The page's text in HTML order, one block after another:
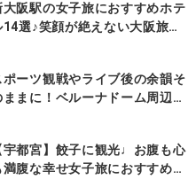
大阪駅の女子旅におすすめホテ
14選♪笑顔が絶えない大阪旅
ポーツ観戦やライブ後の余韻そ
ままに！ベルーナドーム周辺の
宇都宮】餃子に観光♩お腹も心
満腹な幸せ女子旅におすすめの